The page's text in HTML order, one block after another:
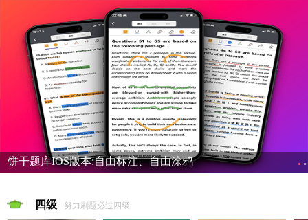
饼干题库IOS版本:自由标注、自由涂鸦
四级 努力刷题必过四级